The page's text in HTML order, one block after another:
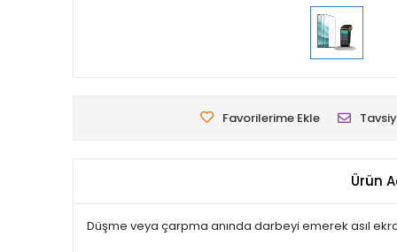
Favorilerime Ekle
Ürün
Düşme veya çarpma anında darbeyi emerek asıl